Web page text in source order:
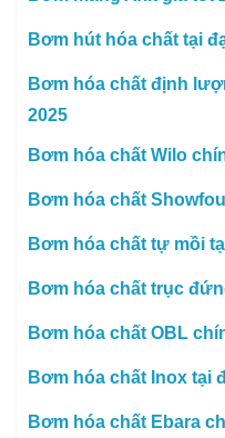
Bơm hút hóa chất tại
Bơm hóa chất định
2025
Bơm hóa chất Wilo
Bơm hóa chất
Bơm hóa chất tự mồi
Bơm hóa chất trục
Bơm hóa chất OBL
Bơm hóa chất Inox tại
Bơm hóa chất Ebara